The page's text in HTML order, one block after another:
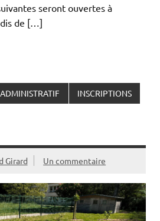
seront ouvertes à
de […]
ADMINISTRATIF INSCRIPTIONS
Girard Un commentaire